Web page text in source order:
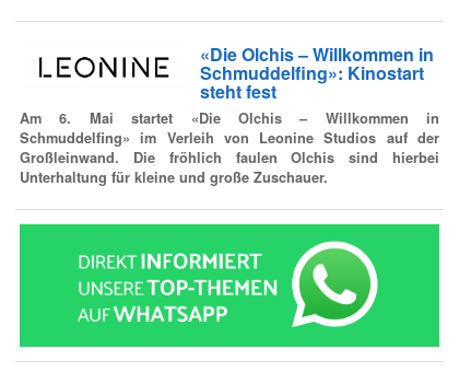
«Die Olchis – Willkommen in
Schmuddelfing»: Kinostart
steht fest
Am 6. Mai startet «Die Olchis – Willkommen in
Schmuddelfing» im Verleih von Leonine Studios auf der
Großleinwand. Die fröhlich faulen Olchis sind hierbei
Unterhaltung für kleine und große Zuschauer.